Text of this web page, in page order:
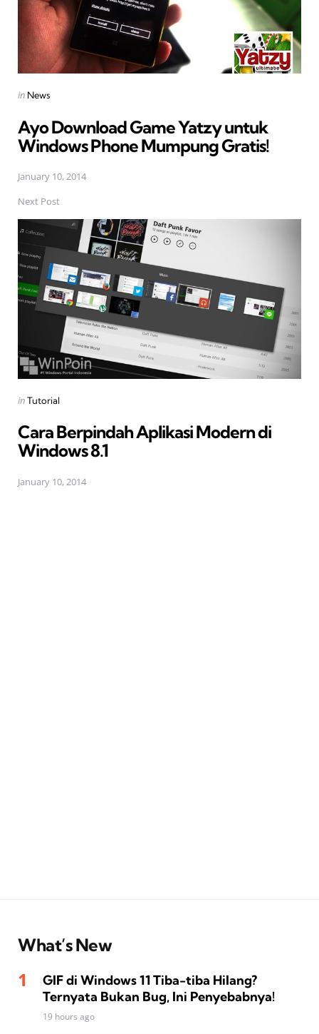
Posted
in News
Ayo Download Game Yatzy untuk
Windows Phone Mumpung Gratis!
January 10, 2014
Next Post
Posted
inTutorial
Cara Berpindah Aplikasi Modern di
Windows 8.1
January 10, 2014
What’s New
GIF di Windows 11 Tiba-tiba Hilang?
Ternyata Bukan Bug, Ini Penyebabnya!
19 hours ago